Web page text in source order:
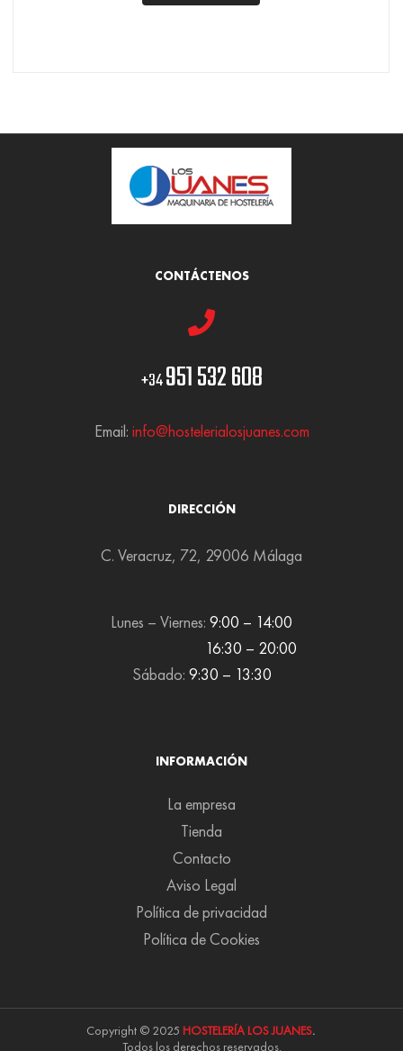
CONTÁCTENOS
+34951 532 608
Email: info@hostelerialosjuanes.com
DIRECCIÓN
C. Veracruz, 72, 29006 Málaga
Lunes – Viernes: 9:00 – 14:00
16:30 – 20:00
Sábado: 9:30 – 13:30
INFORMACIÓN
La empresa
Tienda
Contacto
Aviso Legal
Política de privacidad
Política de Cookies
Copyright © 2025 HOSTELERÍA LOS JUANES.
Todos los derechos reservados.